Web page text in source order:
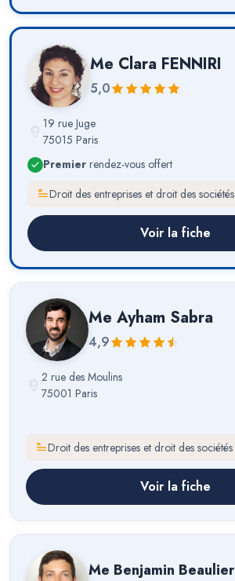
Me Clara FENNIRI
5,0
19 rue Juge
75015 Paris
Premier rendez-vous offert
Droit des entreprises et droit des sociétés
Voir la fiche
Me Ayham Sabra
4,9
2 rue des Moulins
75001 Paris
Droit des entreprises et droit des sociétés
Voir la fiche
Me Benjamin Beaulier